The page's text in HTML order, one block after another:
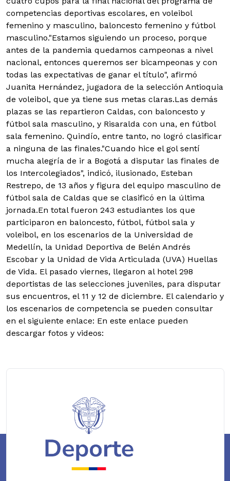
competencias deportivas escolares, en voleibol
femenino y masculino, baloncesto femenino y fútbol
masculino."Estamos siguiendo un proceso, porque
antes de la pandemia quedamos campeonas a nivel
nacional, entonces queremos ser bicampeonas y con
todas las expectativas de ganar el título", afirmó
Juanita Hernández, jugadora de la selección Antioquia
de voleibol, que ya tiene sus metas claras.Las demás
plazas se las repartieron Caldas, con baloncesto y
fútbol sala masculino, y Risaralda con una, en fútbol
sala femenino. Quindío, entre tanto, no logró clasificar
a ninguna de las finales."Cuando hice el gol sentí
mucha alegría de ir a Bogotá a disputar las finales de
los Intercolegiados", indicó, ilusionado, Esteban
Restrepo, de 13 años y figura del equipo masculino de
fútbol sala de Caldas que se clasificó en la última
jornada.En total fueron 243 estudiantes los que
participaron en baloncesto, fútbol, fútbol sala y
voleibol, en los escenarios de la Universidad de
Medellín, la Unidad Deportiva de Belén Andrés
Escobar y la Unidad de Vida Articulada (UVA) Huellas
de Vida. El pasado viernes, llegaron al hotel 298
deportistas de las selecciones juveniles, para disputar
sus encuentros, el 11 y 12 de diciembre. El calendario y
los escenarios de competencia se pueden consultar
en el siguiente enlace: En este enlace pueden
descargar fotos y videos: